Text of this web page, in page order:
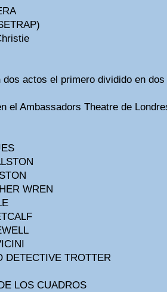
dos actos el primero dividido en
el Ambassadors Theatre de
WREN
DETECTIVE TROTTER
LOS CUADROS